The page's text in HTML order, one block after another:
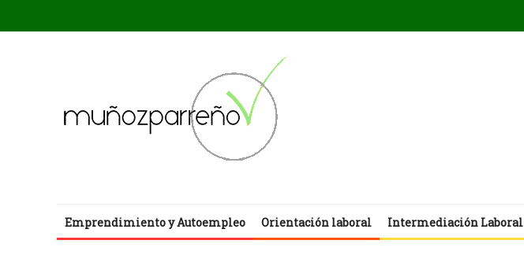
Emprendimiento y Autoempleo Orientación laboral Intermediación Laboral